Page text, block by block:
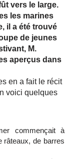
vers le large.
les marines
il a été trouvé
de jeunes
M.
aperçus dans
en a fait le récit
voici quelques
commençait à
râteaux, de barres